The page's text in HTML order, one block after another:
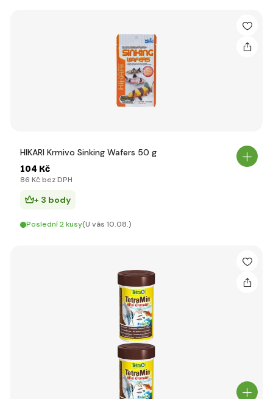
HIKARI Krmivo Sinking Wafers 50 g
104 Kč
86 Kč bez DPH
+ 3 body
Poslední 2 kusy(U vás 10.08.)